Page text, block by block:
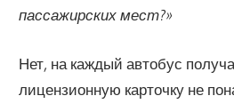
пассажирских мест?»
Нет, на каждый автобус
лицензионную карточку не